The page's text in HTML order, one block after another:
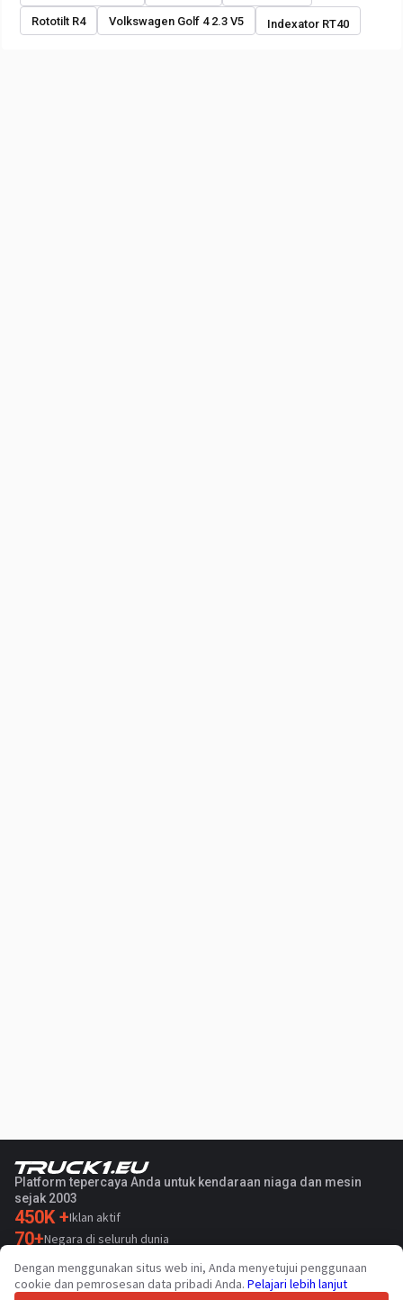
Rototilt R4 Volkswagen Golf 4 2.3 V5 Indexator RT40
Platform tepercaya Anda untuk kendaraan niaga dan mesin
sejak 2003
450K +Iklan aktif
70+Negara di seluruh dunia
36 Bahasa yang didukung
4.7/5
Dengan menggunakan situs web ini, Anda menyetujui penggunaan
cookie dan pemrosesan data pribadi Anda. Pelajari lebih lanjut